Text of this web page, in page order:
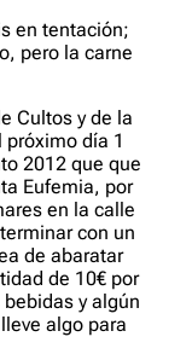
en tentación;
pero la carne
Cultos y de la
día 1
2012 que que
Eufemia, por
en la calle
con un
de abaratar
de 10€ por
y algún
algo para